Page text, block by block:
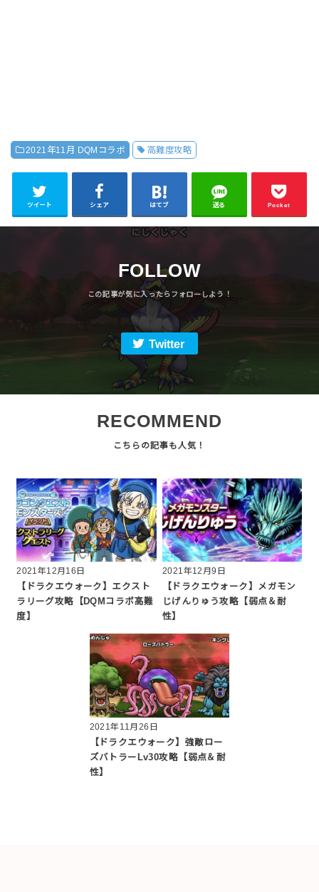
2021年11月 DQMコラボ 高難度攻略
ツイート シェア はてブ 送る Pocket
FOLLOW
Twitter
RECOMMEND
2021年12月16日
【ドラクエウォーク】エクスト
ラリーグ攻略【DQMコラボ高難
度】
2021年12月9日
【ドラクエウォーク】メガモン
じげんりゅう攻略【弱点＆耐
性】
2021年11月26日
【ドラクエウォーク】強敵ロー
ズバトラーLv30攻略【弱点＆耐
性】